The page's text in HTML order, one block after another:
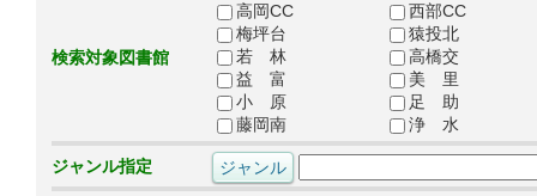
検索対象図書館
高岡CC
西部CC
梅坪台
猿投北
若 林
高橋交
益 富
美 里
小 原
足 助
藤岡南
浄 水
ジャンル指定